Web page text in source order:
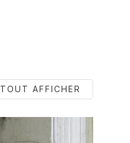
TOUT AFFICHER